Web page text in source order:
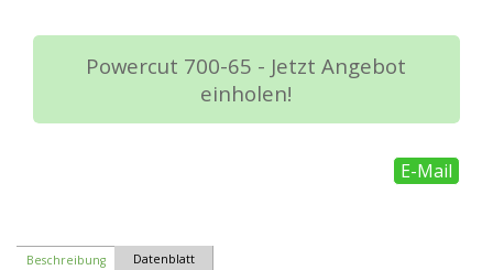
Powercut 700-65 - Jetzt Angebot
einholen!
E-Mail
Beschreibung Datenblatt